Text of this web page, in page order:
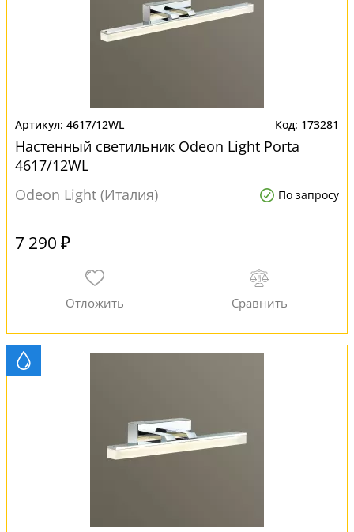
4617/12WL 173281
Настенный светильник Odeon Light Porta
4617/12WL
Odeon Light (Италия)
По запросу
7 290 ₽